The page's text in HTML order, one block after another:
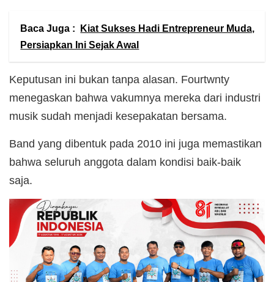
Baca Juga :
Kiat Sukses Hadi Entrepreneur Muda,
Persiapkan Ini Sejak Awal
Keputusan ini bukan tanpa alasan. Fourtwnty
menegaskan bahwa vakumnya mereka dari industri
musik sudah menjadi kesepakatan bersama.
Band yang dibentuk pada 2010 ini juga memastikan
bahwa seluruh anggota dalam kondisi baik-baik
saja.